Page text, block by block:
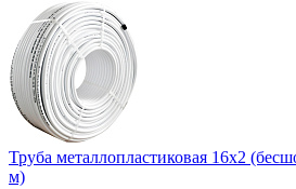
Труба металлопластиковая 16х2
м)